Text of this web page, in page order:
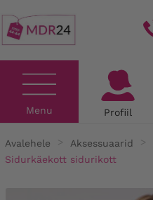
Menu Profiil
Avalehele Aksessuaarid
Sidurkäekott sidurikott